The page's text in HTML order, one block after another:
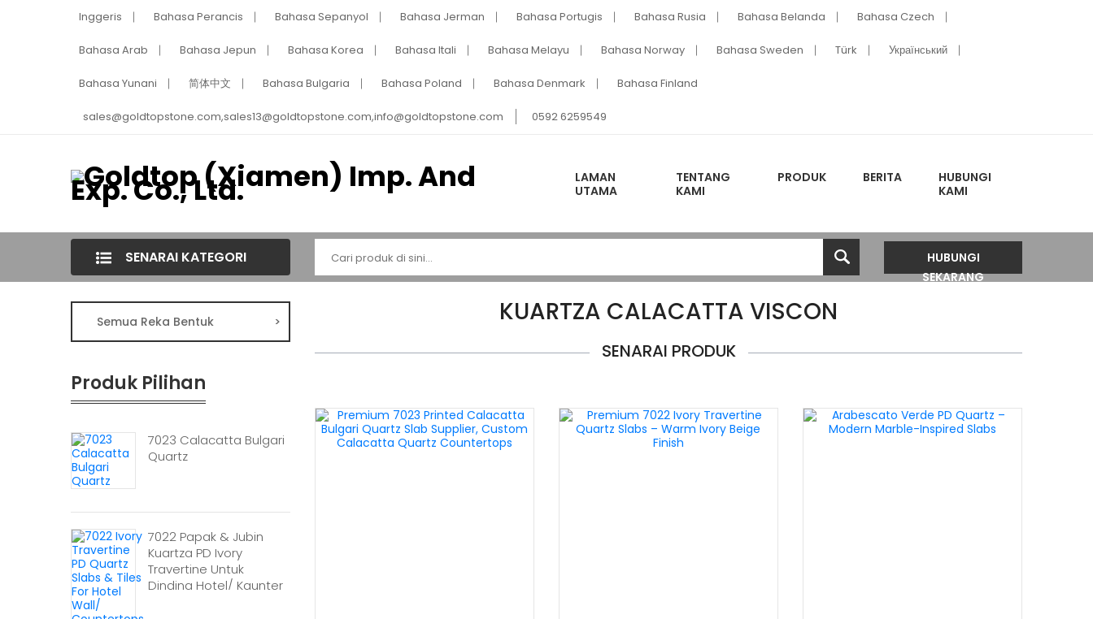
Inggeris Bahasa Perancis Bahasa Sepanyol Bahasa Jerman Bahasa Portugis Bahasa Rusia Bahasa Belanda Bahasa Czech
Bahasa Arab Bahasa Jepun Bahasa Korea Bahasa Itali Bahasa Melayu Bahasa Norway Bahasa Sweden Türk Український
Bahasa Yunani 简体中文 Bahasa Bulgaria Bahasa Poland Bahasa Denmark Bahasa Finland
sales@goldtopstone.com,sales13@goldtopstone.com,info@goldtopstone.com 0592 6259549
LAMAN
UTAMA
TENTANG
KAMI
PRODUK BERITA
HUBUNGI
KAMI
SENARAI KATEGORI
HUBUNGI
SEKARANG
Semua Reka Bentuk >
Produk Pilihan
7023 Calacatta Bulgari
Quartz
7022 Papak & Jubin
Kuartza PD Ivory
Travertine Untuk
Dinding Hotel/ Kaunter
KUARTZA CALACATTA VISCON
SENARAI PRODUK